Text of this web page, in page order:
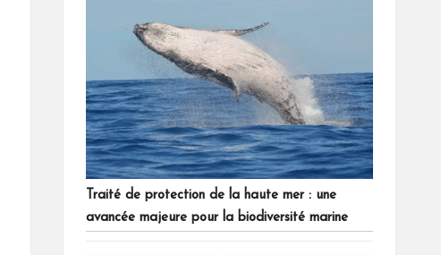
Traité de protection de la haute mer : une
avancée majeure pour la biodiversité marine